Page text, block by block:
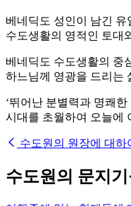
베네딕도 성인이 남긴
수도생활의 영적인 토대
베네딕도 수도생활의 중
하느님께 영광을 드리는
‘뛰어난 분별력과 명쾌
시대를 초월하여 오늘에
수도원의 원장에 대하
수도원의 문지